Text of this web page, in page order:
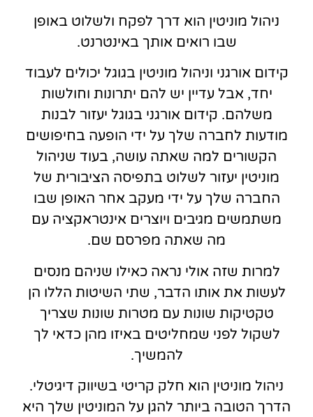
ניהול מוניטין הוא דרך לפקח ולשלוט באופן
שבו רואים אותך באינטרנט.
קידום אורגני וניהול מוניטין בגוגל יכולים לעבוד
יחד, אבל עדיין יש להם יתרונות וחולשות
משלהם. קידום אורגני בגוגל יעזור לבנות
מודעות לחברה שלך על ידי הופעה בחיפושים
הקשורים למה שאתה עושה, בעוד שניהול
מוניטין יעזור לשלוט בתפיסה הציבורית של
החברה שלך על ידי מעקב אחר האופן שבו
משתמשים מגיבים ויוצרים אינטראקציה עם
מה שאתה מפרסם שם.
למרות שזה אולי נראה כאילו שניהם מנסים
לעשות את אותו הדבר, שתי השיטות הללו הן
טקטיקות שונות עם מטרות שונות שצריך
לשקול לפני שמחליטים באיזו מהן כדאי לך
להמשיך.
ניהול מוניטין הוא חלק קריטי בשיווק דיגיטלי.
הדרך הטובה ביותר להגן על המוניטין שלך היא